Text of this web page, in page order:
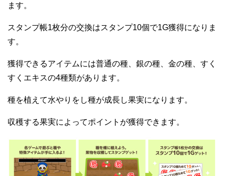
ます。
スタンプ帳1枚分の交換はスタンプ10個で1G獲得になりま
す。
獲得できるアイテムには普通の種、銀の種、金の種、すく
すくエキスの4種類があります。
種を植えて水やりをし種が成長し果実になります。
収穫する果実によってポイントが獲得できます。